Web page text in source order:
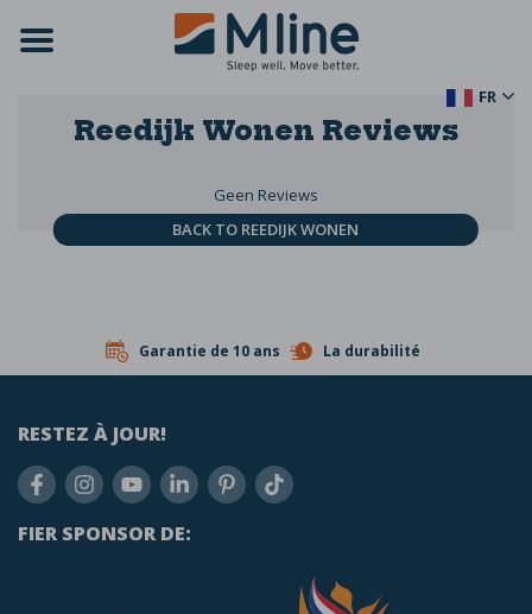
FR
Reedijk Wonen Reviews
Geen Reviews
BACK TO REEDIJK WONEN
Garantie de 10 ans La durabilité
RESTEZ À JOUR!
FIER SPONSOR DE: